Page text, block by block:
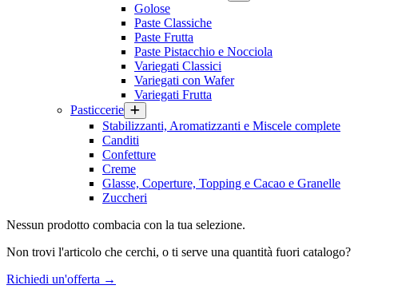
Golose
Paste Classiche
Paste Frutta
Paste Pistacchio e Nocciola
Variegati Classici
Variegati con Wafer
Variegati Frutta
Pasticcerie
Stabilizzanti, Aromatizzanti e Miscele complete
Canditi
Confetture
Creme
Glasse, Coperture, Topping e Cacao e Granelle
Zuccheri
Nessun prodotto combacia con la tua selezione.
Non trovi l'articolo che cerchi, o ti serve una quantità fuori catalogo?
Richiedi un'offerta →